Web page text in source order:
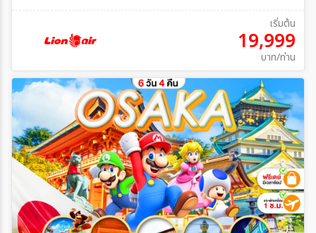
เริ่มต้น
19,999
บาท/ท่าน